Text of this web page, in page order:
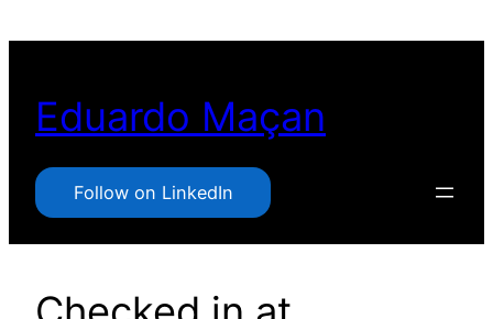
conteúdo
Eduardo Maçan
Follow on LinkedIn